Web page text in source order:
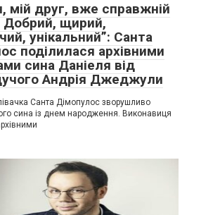
мій друг, вже справжній
Добрий, щирий,
унікальний”: Санта
поділилася архівними
сина Даніеля від
Андрія Джеджули
Санта Дімопулос зворушливо
сина із днем народження. Виконавиця